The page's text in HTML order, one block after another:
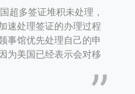
超多签证堆积未处理，
速处理签证的办理过程
事馆优先处理自己的申
为美国已经表示会对移